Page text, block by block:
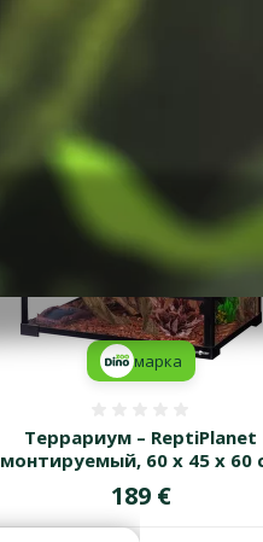
Террариум – ReptiPlanet
монтируемый, 60 x 45 x 60
Цена
189 €
марка